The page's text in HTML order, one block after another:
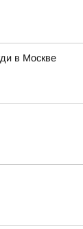
в Москве